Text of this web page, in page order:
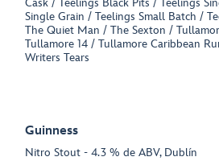
Cask / Teelings Black Pits / Teelings
Single Grain / Teelings Small Batch /
The Quiet Man / The Sexton /
Tullamore 14 / Tullamore Caribbean
Writers Tears
Guinness
Nitro Stout - 4.3 % de ABV, Dublín